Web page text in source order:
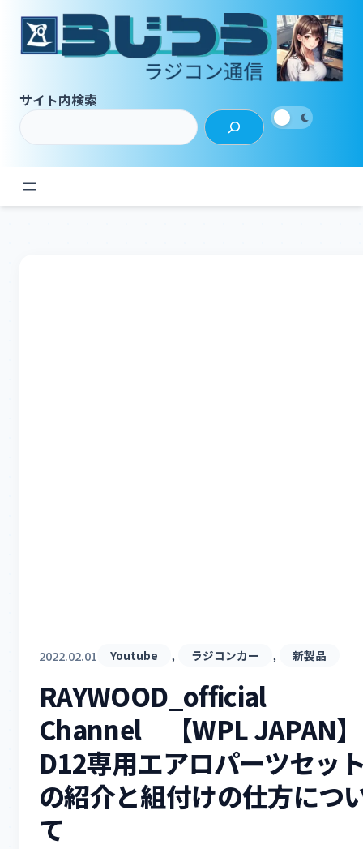
サイト内検索
2022.02.01 Youtube , ラジコンカー , 新製品
RAYWOOD_official
Channel 【WPL JAPAN】
D12専用エアロパーツセッ
の紹介と組付けの仕方につ
て